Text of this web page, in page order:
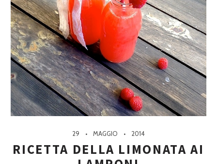
29 MAGGIO 2014
RICETTA DELLA LIMONATA AI